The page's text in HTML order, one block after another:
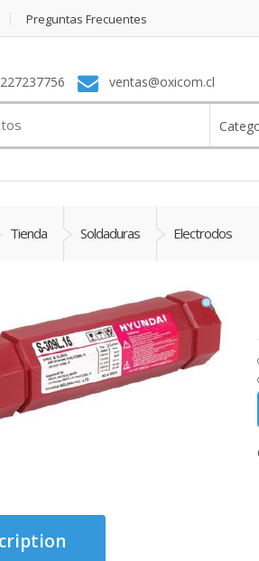
Preguntas Frecuentes
ventas@oxicom.cl
Tienda Soldaduras Electrodos